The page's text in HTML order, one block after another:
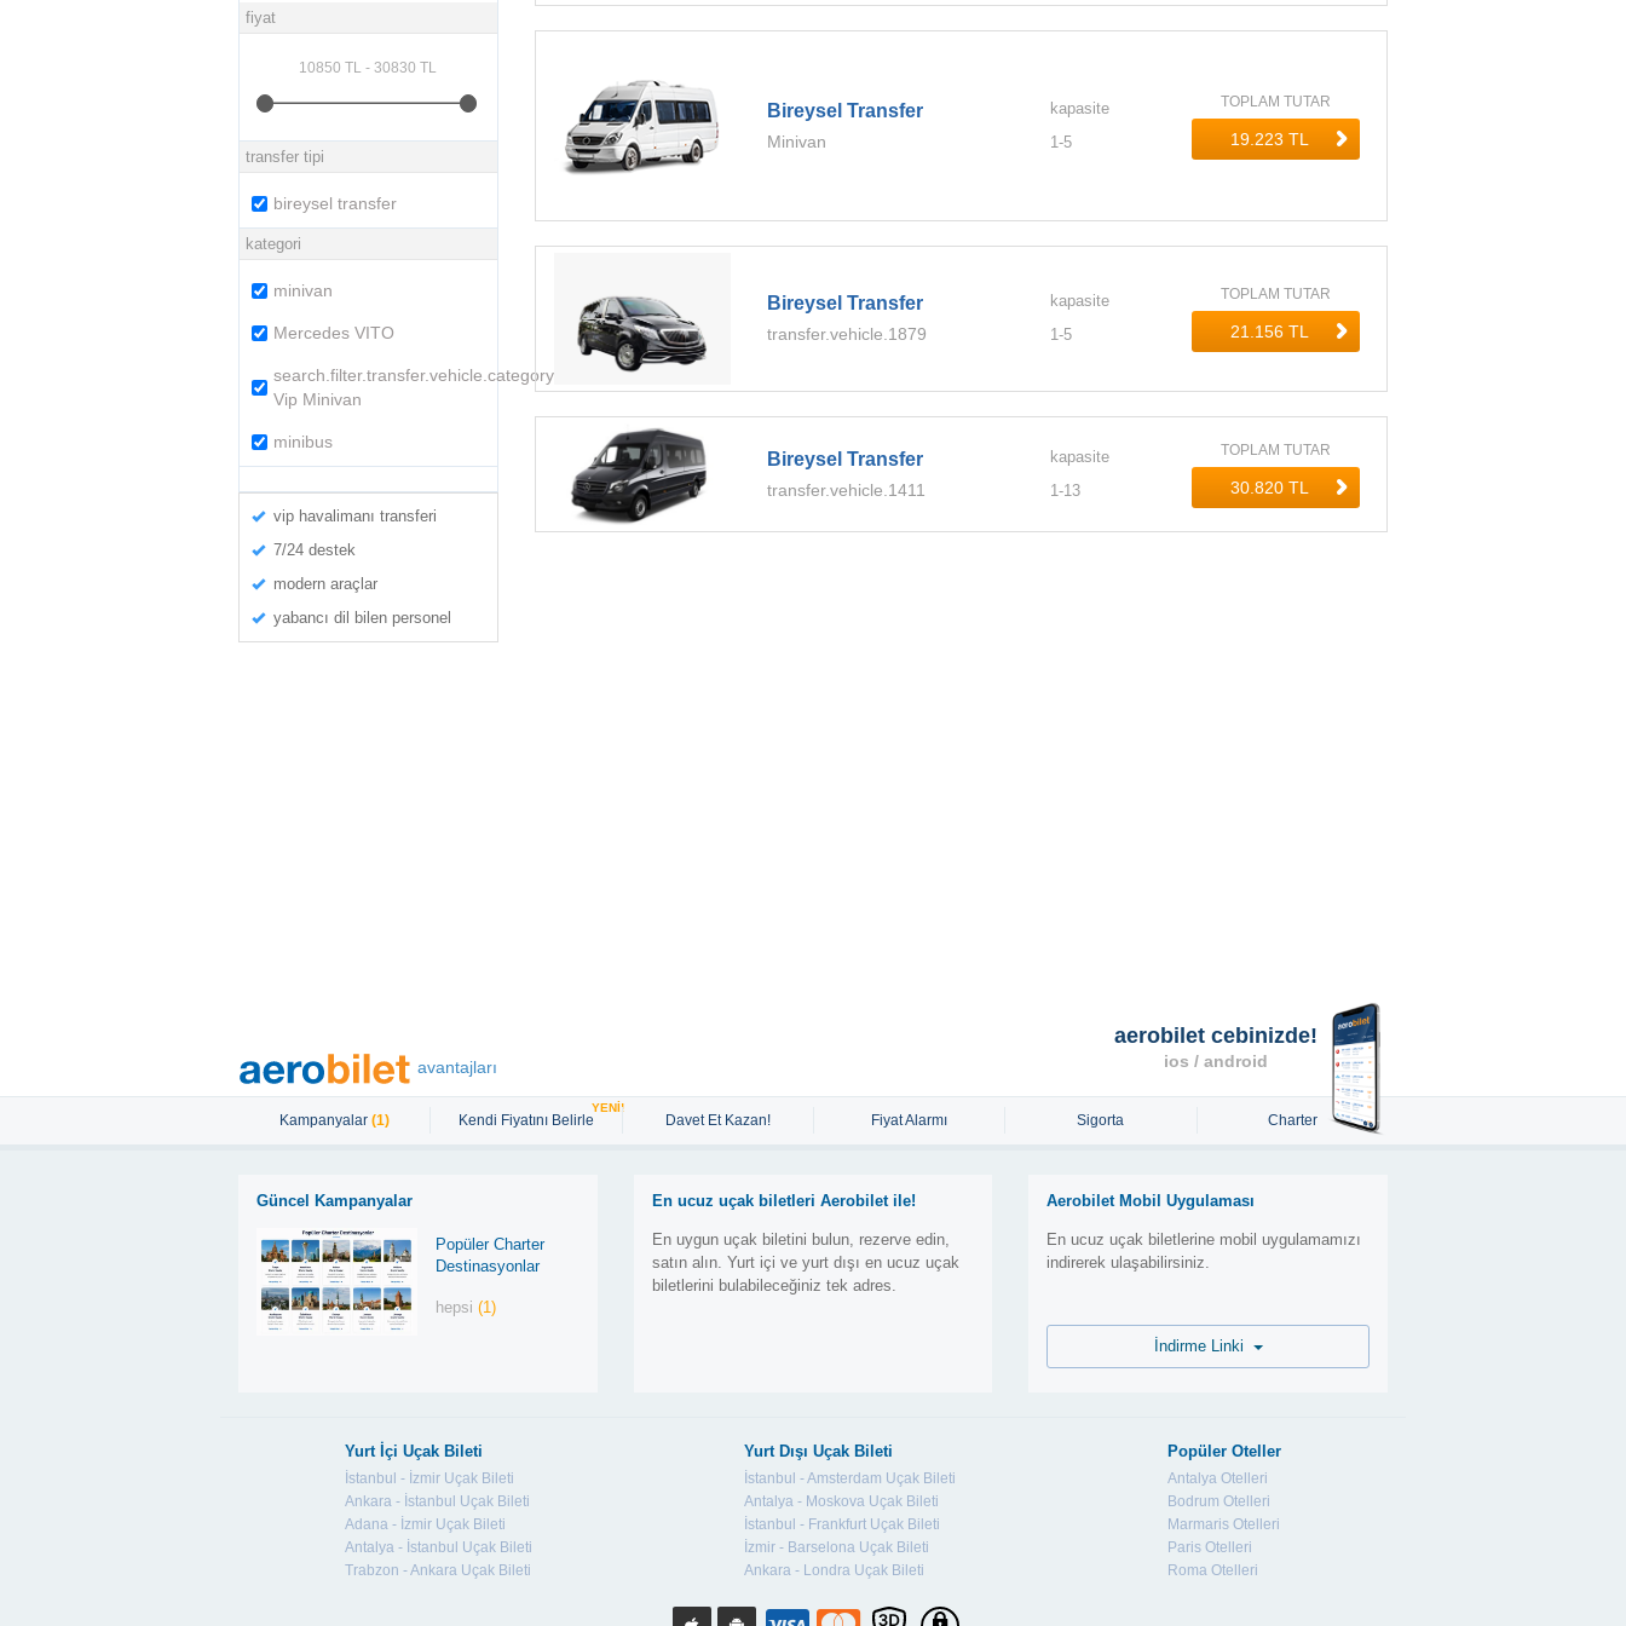
fiyat
transfer tipi
bireysel transfer
kategori
minivan
Mercedes VITO
search.filter.transfer.vehicle.category.Ultra
Vip Minivan
minibus
vip havalimanı transferi
7/24 destek
modern araçlar
yabancı dil bilen personel
Bireysel Transfer
Minivan
kapasite
1-5
TOPLAM TUTAR
Bireysel Transfer
transfer.vehicle.1879
kapasite
1-5
TOPLAM TUTAR
Bireysel Transfer
transfer.vehicle.1411
kapasite
1-13
TOPLAM TUTAR
avantajları
Kampanyalar (1) Kendi Fiyatını Belirle
YENİ!
Davet Et Kazan! Fiyat Alarmı Sigorta Charter
Güncel Kampanyalar
Popüler Charter
Destinasyonlar
hepsi(1)
En ucuz uçak biletleri Aerobilet ile!
En uygun uçak biletini bulun, rezerve edin,
satın alın. Yurt içi ve yurt dışı en ucuz uçak
biletlerini bulabileceğiniz tek adres.
aerobilet cebinizde!
ios / android
Aerobilet Mobil Uygulaması
En ucuz uçak biletlerine mobil uygulamamızı
indirerek ulaşabilirsiniz.
Yurt İçi Uçak Bileti
İstanbul - İzmir Uçak Bileti
Ankara - İstanbul Uçak Bileti
Adana - İzmir Uçak Bileti
Antalya - İstanbul Uçak Bileti
Trabzon - Ankara Uçak Bileti
Yurt Dışı Uçak Bileti
İstanbul - Amsterdam Uçak Bileti
Antalya - Moskova Uçak Bileti
İstanbul - Frankfurt Uçak Bileti
İzmir - Barselona Uçak Bileti
Ankara - Londra Uçak Bileti
Popüler Oteller
Antalya Otelleri
Bodrum Otelleri
Marmaris Otelleri
Paris Otelleri
Roma Otelleri